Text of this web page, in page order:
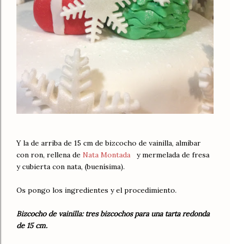
Y la de arriba de 15 cm de bizcocho de vainilla, almíbar
con ron, rellena de Nata Montada y mermelada de fresa
y cubierta con nata, (buenísima).
Os pongo los ingredientes y el procedimiento.
Bizcocho de vainilla: tres bizcochos para una tarta redonda
de 15 cm.